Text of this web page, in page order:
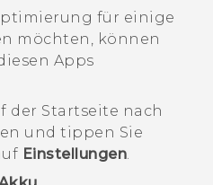
für einige
möchten, können
Apps
der Startseite nach
und tippen Sie
Einstellungen.